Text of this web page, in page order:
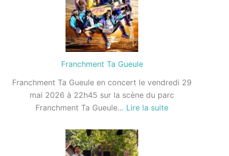
Franchment Ta Gueule
Franchment Ta Gueule en concert le vendredi 29
mai 2026 à 22h45 sur la scène du parc
Franchment Ta Gueule… Lire la suite: